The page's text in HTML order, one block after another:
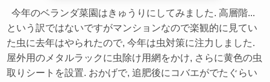
今年のベランダ菜園はきゅうりにしてみました. 高層階...
という訳ではないですがマンションなので楽観的に見てい
た虫に去年はやられたので, 今年は虫対策に注力しました.
屋外用のメタルラックに虫除け用網をかけ, さらに黄色の虫
取りシートを設置. おかげで, 追肥後にコバエがでたぐらい